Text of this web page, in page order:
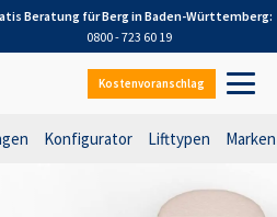
Beratung fürBerg in Baden-Württemberg:
0800 - 723 60 19
Kostenvoranschlag
Konfigurator Lifttypen Marken